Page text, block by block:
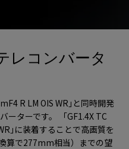
レコンバータ
R LM OIS WR｣と同時開発
ーターです。 「GF1.4X TC
｣に装着することで高画質を
算で277mm相当）までの望